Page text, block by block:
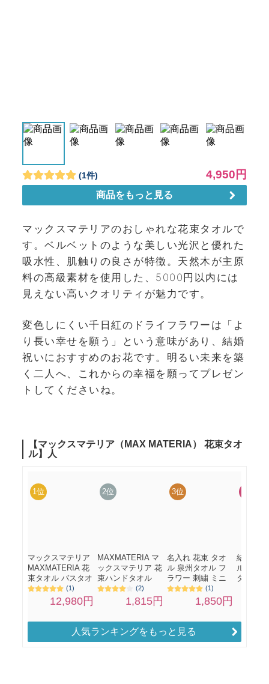
マックスマテリアのおしゃれな花束タオルで
す。ベルベットのような美しい光沢と優れた
吸水性、肌触りの良さが特徴。天然木が主原
料の高級素材を使用した、5000円以内には
見えない高いクオリティが魅力です。
変色しにくい千日紅のドライフラワーは「よ
り長い幸せを願う」という意味があり、結婚
祝いにおすすめのお花です。明るい未来を築
く二人へ、これからの幸福を願ってプレゼン
トしてくださいね。
人気ランキングをもっと見る